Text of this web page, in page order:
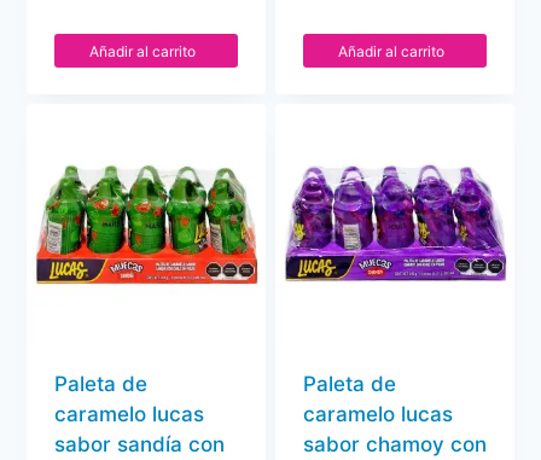
Añadir al carrito Añadir al carrito
Paleta de
caramelo lucas
sabor sandía con
Paleta de
caramelo lucas
sabor chamoy con